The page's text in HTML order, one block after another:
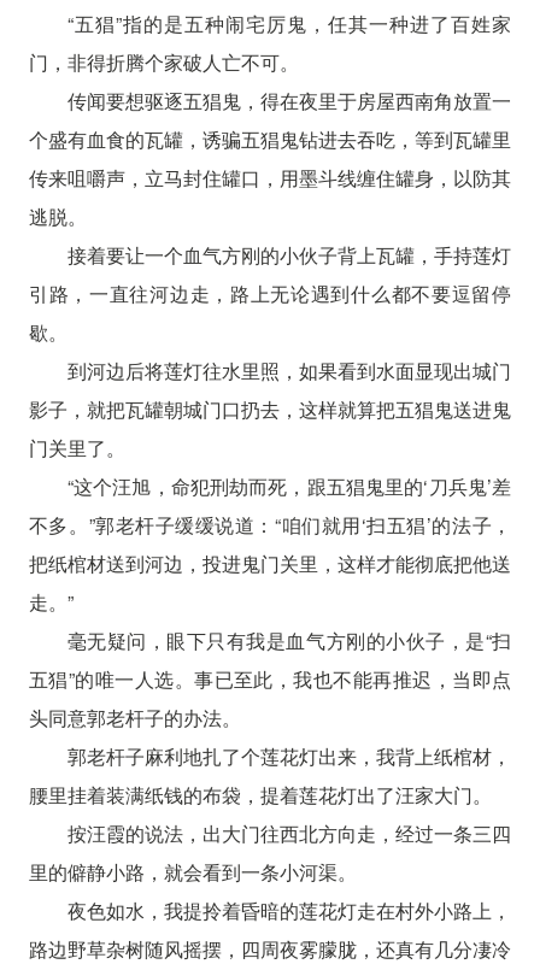
“五猖”指的是五种闹宅厉鬼，任其一种进了百姓家
门，非得折腾个家破人亡不可。
传闻要想驱逐五猖鬼，得在夜里于房屋西南角放置一
个盛有血食的瓦罐，诱骗五猖鬼钻进去吞吃，等到瓦罐里
传来咀嚼声，立马封住罐口，用墨斗线缠住罐身，以防其
逃脱。
接着要让一个血气方刚的小伙子背上瓦罐，手持莲灯
引路，一直往河边走，路上无论遇到什么都不要逗留停
歇。
到河边后将莲灯往水里照，如果看到水面显现出城门
影子，就把瓦罐朝城门口扔去，这样就算把五猖鬼送进鬼
门关里了。
“这个汪旭，命犯刑劫而死，跟五猖鬼里的‘刀兵鬼’差
不多。”郭老杆子缓缓说道：“咱们就用‘扫五猖’的法子，
把纸棺材送到河边，投进鬼门关里，这样才能彻底把他送
走。”
毫无疑问，眼下只有我是血气方刚的小伙子，是“扫
五猖”的唯一人选。事已至此，我也不能再推迟，当即点
头同意郭老杆子的办法。
郭老杆子麻利地扎了个莲花灯出来，我背上纸棺材，
腰里挂着装满纸钱的布袋，提着莲花灯出了汪家大门。
按汪霞的说法，出大门往西北方向走，经过一条三四
里的僻静小路，就会看到一条小河渠。
夜色如水，我提拎着昏暗的莲花灯走在村外小路上，
路边野草杂树随风摇摆，四周夜雾朦胧，还真有几分凄冷